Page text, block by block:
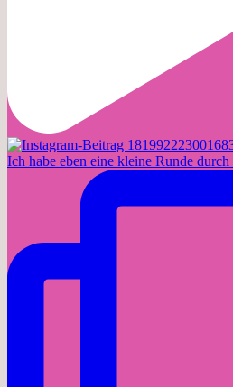
Ich habe eben eine kleine Runde